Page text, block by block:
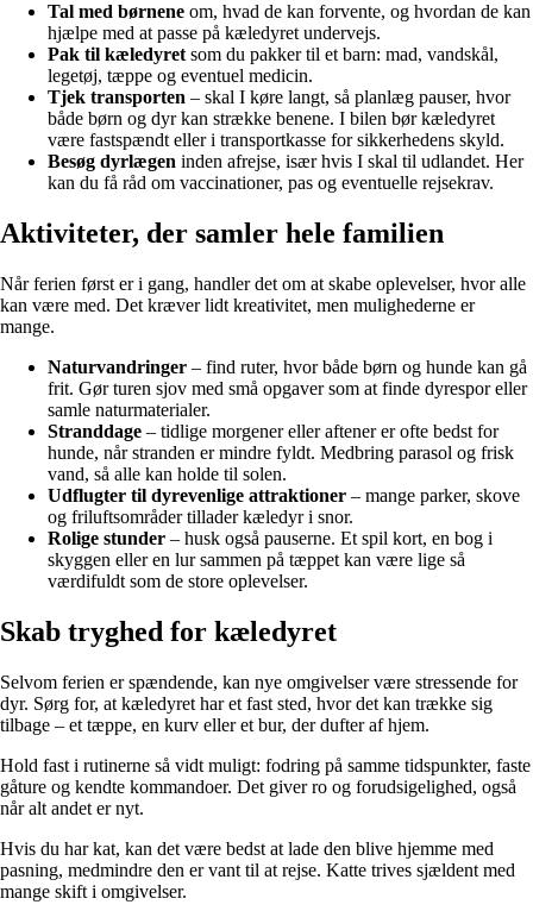
Tal med børnene om, hvad de kan forvente, og hvordan de kan
hjælpe med at passe på kæledyret undervejs.
Pak til kæledyretsom du pakker til et barn: mad, vandskål,
legetøj, tæppe og eventuel medicin.
Tjek transporten – skal I køre langt, så planlæg pauser, hvor
både børn og dyr kan strække benene. I bilen bør kæledyret
være fastspændt eller i transportkasse for sikkerhedens skyld.
Besøg dyrlægen inden afrejse, især hvis I skal til udlandet. Her
kan du få råd om vaccinationer, pas og eventuelle rejsekrav.
Aktiviteter, der samler hele familien
Når ferien først er i gang, handler det om at skabe oplevelser, hvor alle
kan være med. Det kræver lidt kreativitet, men mulighederne er
mange.
Naturvandringer – find ruter, hvor både børn og hunde kan gå
frit. Gør turen sjov med små opgaver som at finde dyrespor eller
samle naturmaterialer.
Stranddage – tidlige morgener eller aftener er ofte bedst for
hunde, når stranden er mindre fyldt. Medbring parasol og frisk
vand, så alle kan holde til solen.
Udflugter til dyrevenlige attraktioner – mange parker, skove
og friluftsområder tillader kæledyr i snor.
Rolige stunder – husk også pauserne. Et spil kort, en bog i
skyggen eller en lur sammen på tæppet kan være lige så
værdifuldt som de store oplevelser.
Skab tryghed for kæledyret
Selvom ferien er spændende, kan nye omgivelser være stressende for
dyr. Sørg for, at kæledyret har et fast sted, hvor det kan trække sig
tilbage – et tæppe, en kurv eller et bur, der dufter af hjem.
Hold fast i rutinerne så vidt muligt: fodring på samme tidspunkter, faste
gåture og kendte kommandoer. Det giver ro og forudsigelighed, også
når alt andet er nyt.
Hvis du har kat, kan det være bedst at lade den blive hjemme med
pasning, medmindre den er vant til at rejse. Katte trives sjældent med
mange skift i omgivelser.